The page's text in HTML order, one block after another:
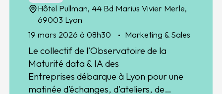
Hôtel Pullman, 44 Bd Marius Vivier Merle,
69003 Lyon
19 mars 2026 à 08h30
Marketing & Sales
Le collectif de l’Observatoire de la
Maturité data & IA des
Entreprises débarque à Lyon pour une
matinée d’échanges, d'ateliers, de